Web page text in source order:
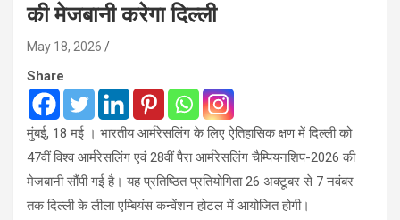
की मेजबानी करेगा दिल्ली
May 18, 2026
Share
मुंबई, 18 मई । भारतीय आर्मरेसलिंग के लिए ऐतिहासिक क्षण में दिल्ली को
47वीं विश्व आर्मरेसलिंग एवं 28वीं पैरा आर्मरेसलिंग चैम्पियनशिप-2026 की
मेजबानी सौंपी गई है। यह प्रतिष्ठित प्रतियोगिता 26 अक्टूबर से 7 नवंबर
तक दिल्ली के लीला एम्बियंस कन्वेंशन होटल में आयोजित होगी।